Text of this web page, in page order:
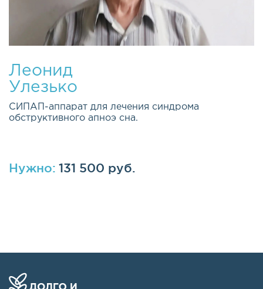
Леонид
Улезько
СИПАП-аппарат для лечения синдрома
обструктивного апноэ сна.
Нужно: 131 500 руб.